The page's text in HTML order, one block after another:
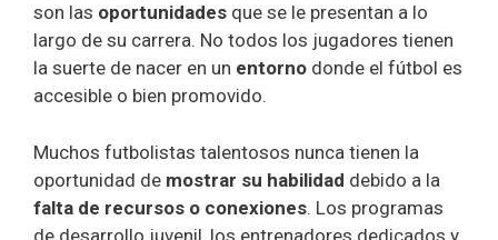
son las oportunidades que se le presentan a lo
largo de su carrera. No todos los jugadores tienen
la suerte de nacer en un entorno donde el fútbol es
accesible o bien promovido.
Muchos futbolistas talentosos nunca tienen la
oportunidad de mostrar su habilidad debido a la
falta de recursos o conexiones. Los programas
de desarrollo juvenil, los entrenadores dedicados y